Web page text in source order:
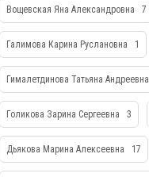
Вощевская Яна Александровна 7
Галимова Карина Руслановна 1
Гималетдинова Татьяна Андреевна
Голикова Зарина Сергеевна 3
Дьякова Марина Алексеевна 17